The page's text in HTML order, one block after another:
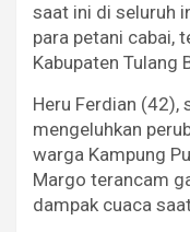
saat ini di seluruh
para petani cabai,
Kabupaten
Heru Ferdian (42),
mengeluhkan
warga Kampung
Margo terancam
dampak cuaca